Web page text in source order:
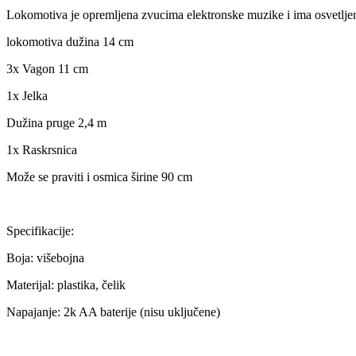
Lokomotiva je opremljena zvucima elektronske muzike i ima
lokomotiva dužina 14 cm
3x Vagon 11 cm
1x Jelka
Dužina pruge 2,4 m
1x Raskrsnica
Može se praviti i osmica širine 90 cm
Specifikacije:
Boja: višebojna
Materijal: plastika, čelik
Napajanje: 2k AA baterije (nisu uključene)